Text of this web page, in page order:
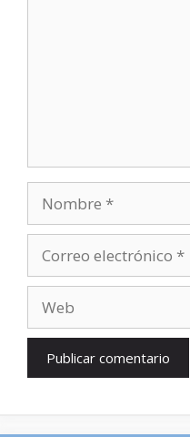
electrónico